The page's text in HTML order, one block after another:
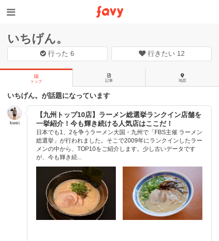
いちげん。
行った6 行きたい 12
トップ 記事 地図
いちげん。が話題になっています
kwei
【九州トップ10店】ラーメン総選挙ランクイン店舗を
一挙紹介！今も輝き続ける人気店はここだ！
日本でも1、2を争うラーメン大国・九州で「FBS主催 ラーメン
総選挙」が行われました。そこで2009年にランクインしたラー
メンの中から、TOP10をご紹介します。少し古いデータです
が、今も輝き続...